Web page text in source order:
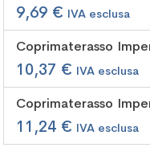
9,69 €
Coprimaterasso
10,37 €
Coprimaterasso
11,24 €